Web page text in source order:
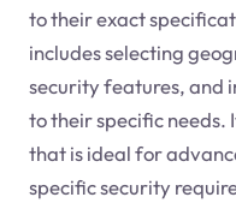
to their exact
includes selecting
security features, and
to their specific needs.
that is ideal for
specific security